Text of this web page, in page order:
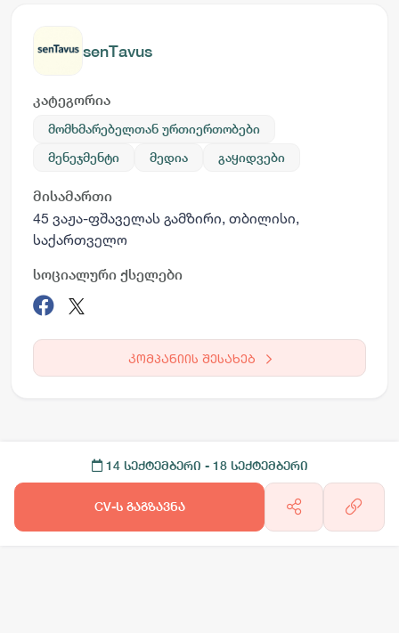
senTavus
კატეგორია
მომხმარებელთან ურთიერთობები
მენეჯმენტი
მედია გაყიდვები
მისამართი
45 ვაჟა-ფშაველას გამზირი, თბილისი,
საქართველო
სოციალური ქსელები
კომპანიის შესახებ
14 სექტემბერი - 18 სექტემბერი
CV-ს გაგზავნა